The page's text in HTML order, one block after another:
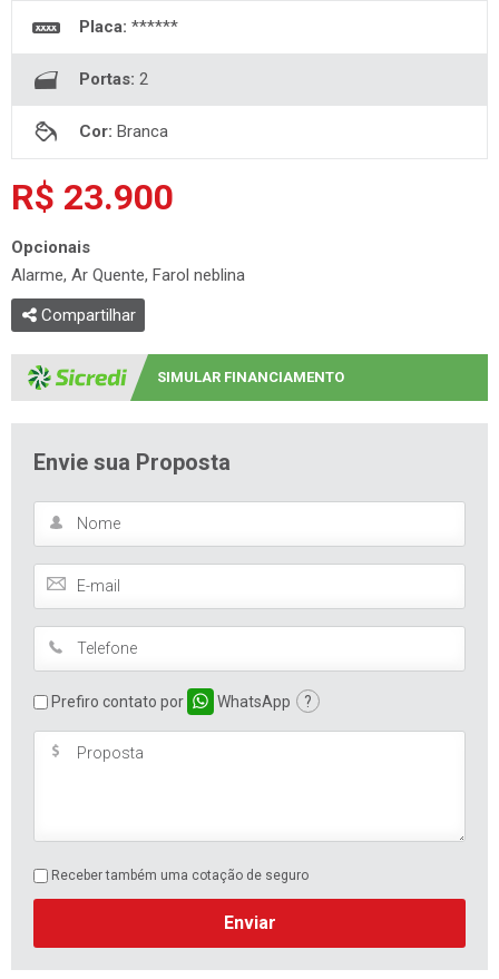
Placa: ******
Portas: 2
Cor: Branca
R$ 23.900
Opcionais
Alarme, Ar Quente, Farol neblina
Compartilhar
SIMULAR FINANCIAMENTO
Envie sua Proposta
Prefiro contato por WhatsApp ?
Receber também uma cotação de seguro
Enviar